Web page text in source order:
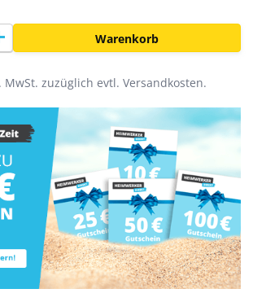
Warenkorb
zuzüglich evtl. Versandkosten.